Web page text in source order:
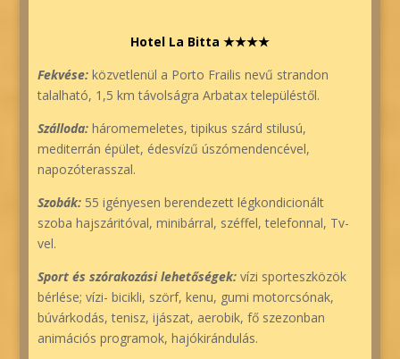
Hotel La Bitta ★★★★
Fekvése: közvetlenül a Porto Frailis nevű strandon
talalható, 1,5 km távolságra Arbatax településtől.
Szálloda: háromemeletes, tipikus szárd stilusú,
mediterrán épület, édesvízű úszómendencével,
napozóterasszal.
Szobák: 55 igényesen berendezett légkondicionált
szoba hajszáritóval, minibárral, széffel, telefonnal, Tv-
vel.
Sport és szórakozási lehetőségek: vízi sporteszközök
bérlése; vízi- bicikli, szörf, kenu, gumi motorcsónak,
búvárkodás, tenisz, ijászat, aerobik, fő szezonban
animációs programok, hajókirándulás.